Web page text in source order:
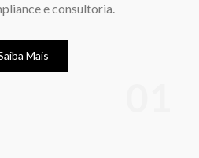
e consultoria.
Mais